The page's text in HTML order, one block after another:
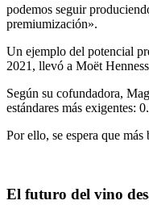
podemos seguir
premiumización».
Un ejemplo del potencial
2021, llevó a Moët
Según su cofundadora,
estándares más exigentes:
Por ello, se espera que
El futuro del vino